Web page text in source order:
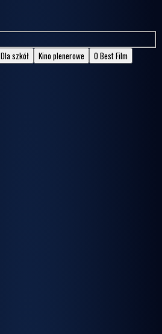
Dla szkół Kino plenerowe
O Best Film